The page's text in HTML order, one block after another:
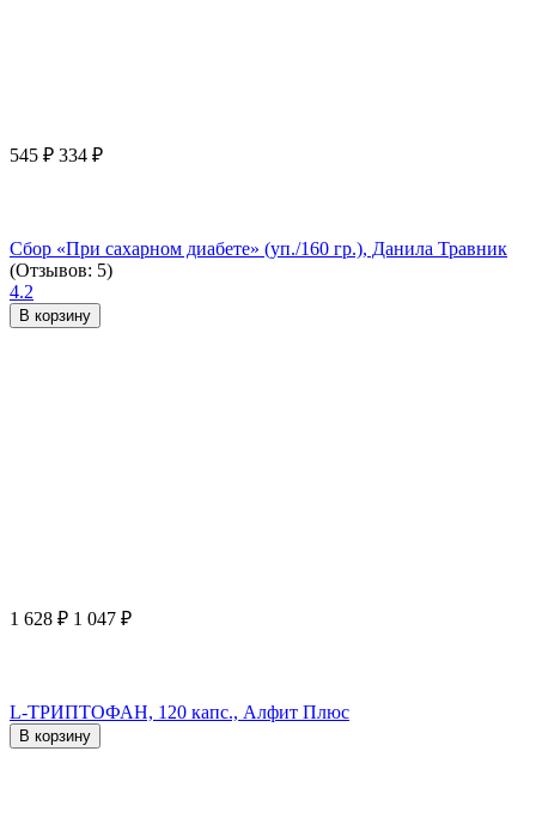
545 ₽ 334 ₽
Сбор «При сахарном диабете» (уп./160 гр.), Данила Травник
(Отзывов: 5)
4.2
В корзину
1 628 ₽ 1 047 ₽
L-ТРИПТОФАН, 120 капс., Алфит Плюс
В корзину